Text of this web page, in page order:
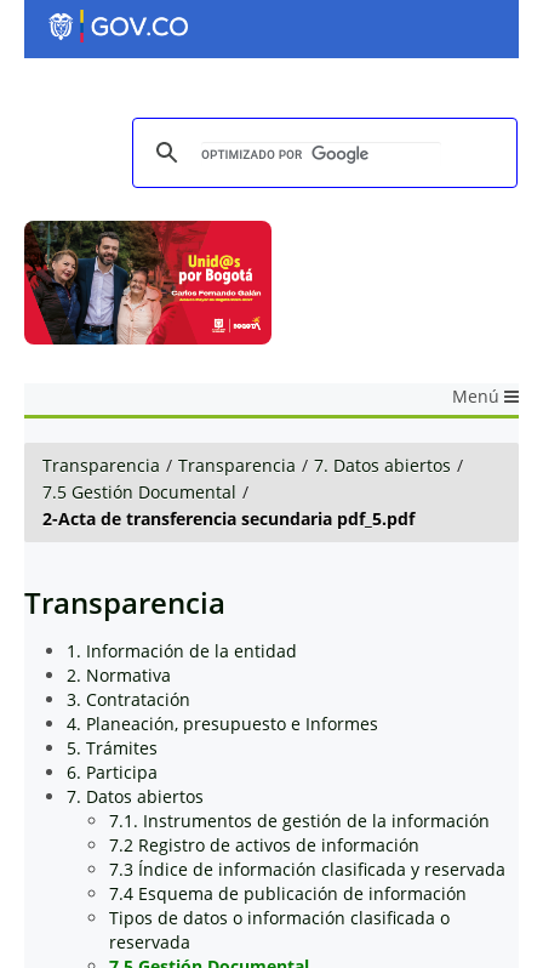
Menú
Transparencia / Transparencia / 7. Datos abiertos /
7.5 Gestión Documental /
2-Acta de transferencia secundaria pdf_5.pdf
Transparencia
1. Información de la entidad
2. Normativa
3. Contratación
4. Planeación, presupuesto e Informes
5. Trámites
6. Participa
7. Datos abiertos
7.1. Instrumentos de gestión de la información
7.2 Registro de activos de información
7.3 Índice de información clasificada y reservada
7.4 Esquema de publicación de información
Tipos de datos o información clasificada o
reservada